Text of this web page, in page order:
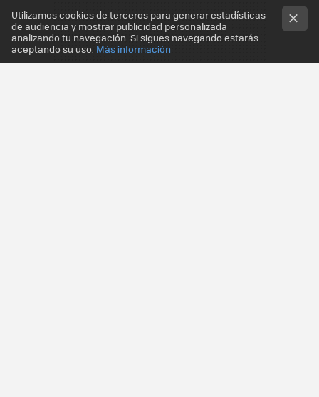
Utilizamos cookies de terceros para generar estadísticas
de audiencia y mostrar publicidad personalizada
analizando tu navegación. Si sigues navegando estarás
aceptando su uso. Más información